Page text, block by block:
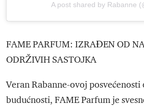
A post shared by Rabanne
FAME PARFUM: IZRAĐEN OD
ODRŽIVIH SASTOJKA
Veran Rabanne-ovoj
budućnosti, FAME Parfum je